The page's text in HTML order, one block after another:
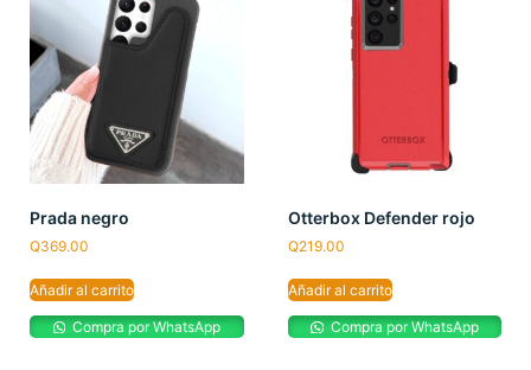
Prada negro
Q369.00
Añadir al carrito
Compra por WhatsApp
Otterbox Defender rojo
Q219.00
Añadir al carrito
Compra por WhatsApp